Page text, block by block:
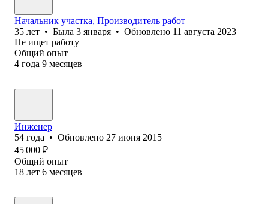
Начальник участка, Производитель работ
35 лет • Была 3 января • Обновлено 11 августа 2023
Не ищет работу
Общий опыт
4 года 9 месяцев
Инженер
54 года • Обновлено 27 июня 2015
45 000 ₽
Общий опыт
18 лет 6 месяцев